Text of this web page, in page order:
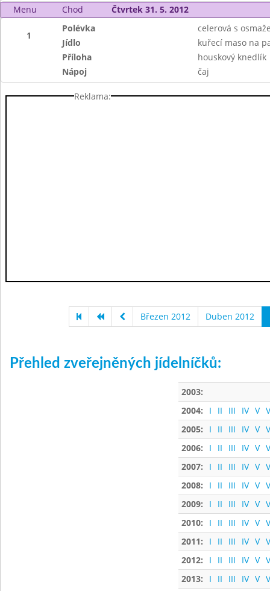
Menu
Chod Čtvrtek 31. 5. 2012
1
Polévka
celerová s
Jídlo
kuřecí maso na
Příloha
houskový knedlík
Nápoj
čaj
Reklama:
Březen 2012 Duben 2012
Přehled zveřejněných jídelníčků:
2003:
2004:
I II III IV V
2005:
I II III IV V
2006:
I II III IV V
2007:
I II III IV V
2008:
I II III IV V
2009:
I II III IV V
2010:
I II III IV V
2011:
I II III IV V
2012:
I II III IV V
2013:
I II III IV V